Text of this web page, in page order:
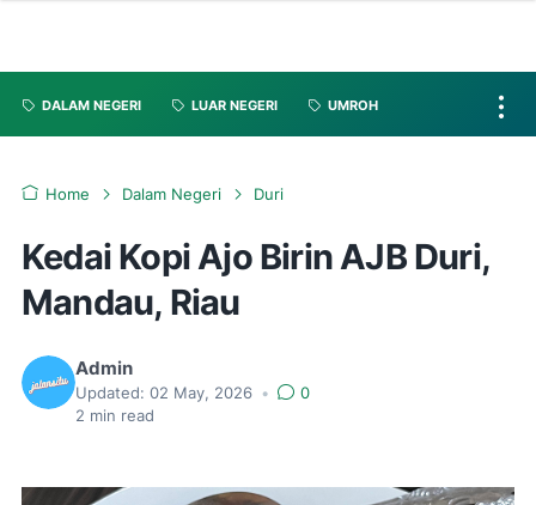
DALAM NEGERI LUAR NEGERI UMROH
Home Dalam Negeri Duri
Kedai Kopi Ajo Birin AJB Duri,
Mandau, Riau
Admin
Updated: 02 May, 2026 •
0
2 min read